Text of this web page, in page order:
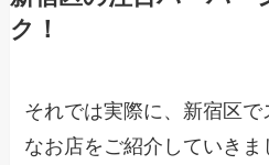
ク！
それでは実際に、新宿区
なお店をご紹介していき